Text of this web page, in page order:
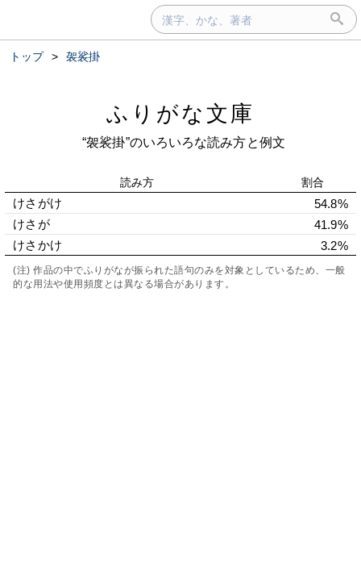
トップ > 袈裟掛
ふりがな文庫
“袈裟掛”のいろいろな読み方と例文
読み方 割合
けさがけ
54.8%
けさが
41.9%
けさかけ
3.2%
(注) 作品の中でふりがなが振られた語句のみを対象としているため、一般
的な用法や使用頻度とは異なる場合があります。